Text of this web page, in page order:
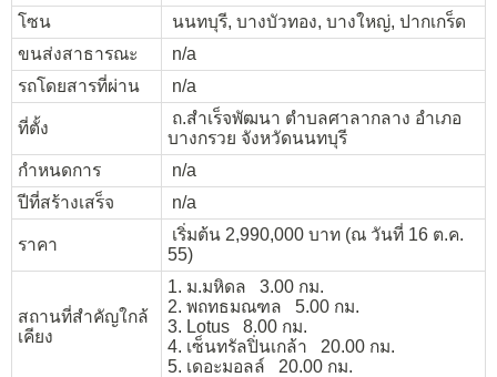
โซน
นนทบุรี, บางบัวทอง, บางใหญ่, ปากเกร็ด
ขนส่งสาธารณะ
n/a
รถโดยสารที่ผ่าน
n/a
ที่ตั้ง
ถ.สำเร็จพัฒนา ตำบลศาลากลาง อำเภอ
บางกรวย จังหวัดนนทบุรี
กำหนดการ
n/a
ปีที่สร้างเสร็จ
n/a
ราคา
เริ่มต้น 2,990,000 บาท (ณ วันที่ 16 ต.ค.
55)
สถานที่สำคัญใกล้
เคียง
1. ม.มหิดล 3.00 กม.
2. พถทธมณฑล 5.00 กม.
3. Lotus 8.00 กม.
4. เซ็นทรัลปิ่นเกล้า 20.00 กม.
5. เดอะมอลล์ 20.00 กม.